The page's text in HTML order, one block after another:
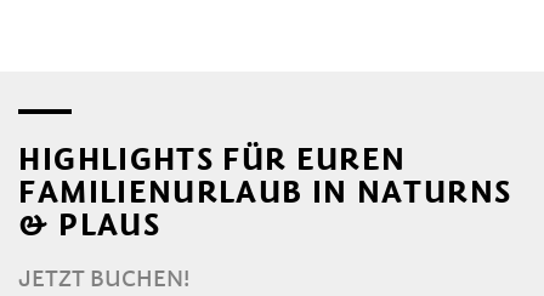
HIGHLIGHTS FÜR EUREN
FAMILIENURLAUB IN NATURNS
& PLAUS
JETZT BUCHEN!